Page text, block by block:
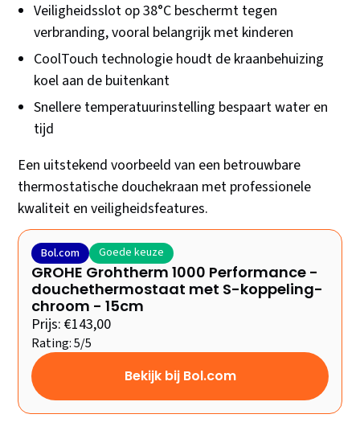
Veiligheidsslot op 38°C beschermt tegen
verbranding, vooral belangrijk met kinderen
CoolTouch technologie houdt de kraanbehuizing
koel aan de buitenkant
Snellere temperatuurinstelling bespaart water en
tijd
Een uitstekend voorbeeld van een betrouwbare
thermostatische douchekraan met professionele
kwaliteit en veiligheidsfeatures.
Bol.com Goede keuze
GROHE Grohtherm 1000 Performance -
douchethermostaat met S-koppeling-
chroom - 15cm
Prijs: €143,00
Rating: 5/5
Bekijk bij Bol.com